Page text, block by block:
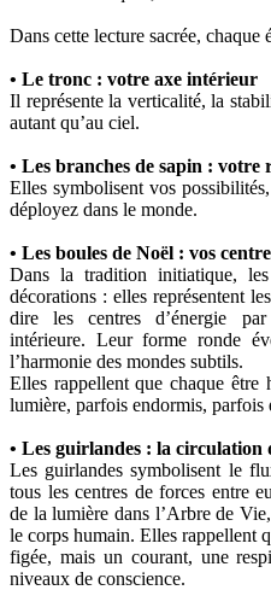
Dans cette lecture sacrée,
• Le tronc : votre axe intérieur
Il représente la verticalité, la
autant qu’au ciel.
• Les branches de sapin : votre
Elles symbolisent vos
déployez dans le monde.
• Les boules de Noël : vos
Dans la tradition initiatique,
décorations : elles représentent
dire les centres d’énergie
intérieure. Leur forme ronde
l’harmonie des mondes subtils.
Elles rappellent que chaque
lumière, parfois endormis, parfois
• Les guirlandes : la circulation
Les guirlandes symbolisent le
tous les centres de forces entre
de la lumière dans l’Arbre de
le corps humain. Elles rappellent
figée, mais un courant, une
niveaux de conscience.